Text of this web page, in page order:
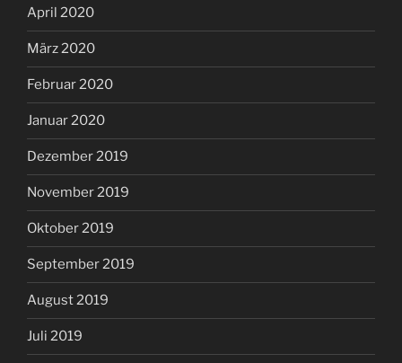
April 2020
März 2020
Februar 2020
Januar 2020
Dezember 2019
November 2019
Oktober 2019
September 2019
August 2019
Juli 2019